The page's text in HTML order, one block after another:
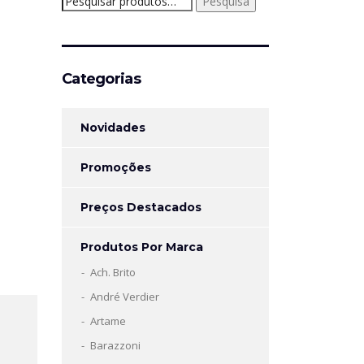
por:
Categorias
Novidades
Promoções
Preços Destacados
Produtos Por Marca
Ach. Brito
André Verdier
Artame
Barazzoni